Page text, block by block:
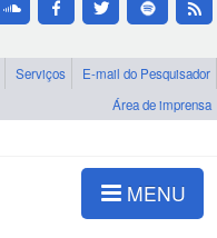
Serviços
E-mail do Pesquisador
Área de imprensa
MENU